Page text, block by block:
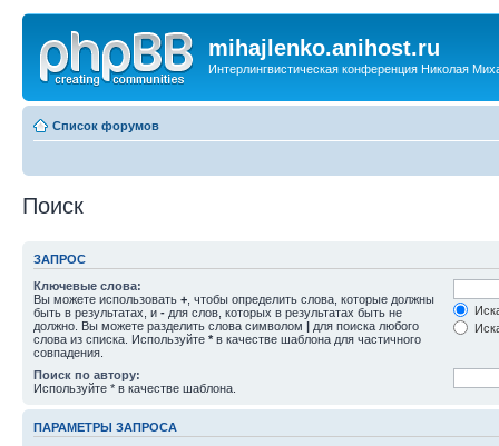
mihajlenko.anihost.ru
Интерлингвистическая конференция Николая
Список форумов
Поиск
ЗАПРОС
Ключевые слова:
Вы можете использовать + , чтобы определить слова, которые должны
быть в результатах, и - для слов, которых в результатах быть не
должно. Вы можете разделить слова символом | для поиска любого
слова из списка. Используйте * в качестве шаблона для частичного
совпадения.
Поиск по автору:
Используйте * в качестве шаблона.
ПАРАМЕТРЫ ЗАПРОСА